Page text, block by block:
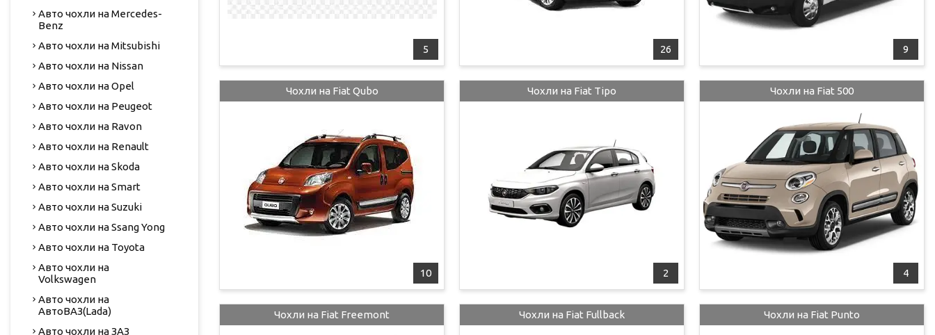
5 26 9
10
Чохли на Fiat Qubo
2
Чохли на Fiat Tipo
4
Чохли на Fiat 500
Чохли на Fiat Freemont Чохли на Fiat Fullback Чохли на Fiat Punto
Авто чохли на Mercedes-
Benz
Авто чохли на Mitsubishi
Авто чохли на Nissan
Авто чохли на Opel
Авто чохли на Peugeot
Авто чохли на Ravon
Авто чохли на Renault
Авто чохли на Skoda
Авто чохли на Smart
Авто чохли на Suzuki
Авто чохли на Ssang Yong
Авто чохли на Toyota
Авто чохли на
Volkswagen
Авто чохли на
АвтоВАЗ(Lada)
Авто чохли на ЗАЗ